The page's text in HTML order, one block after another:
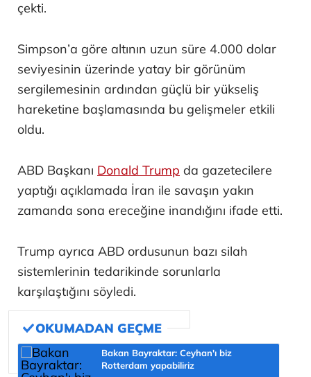
çekti.
Simpson’a göre altının uzun süre 4.000 dolar
seviyesinin üzerinde yatay bir görünüm
sergilemesinin ardından güçlü bir yükseliş
hareketine başlamasında bu gelişmeler etkili
oldu.
ABD Başkanı Donald Trump da gazetecilere
yaptığı açıklamada İran ile savaşın yakın
zamanda sona ereceğine inandığını ifade etti.
Trump ayrıca ABD ordusunun bazı silah
sistemlerinin tedarikinde sorunlarla
karşılaştığını söyledi.
Bakan Bayraktar: Ceyhan'ı biz
Rotterdam yapabiliriz